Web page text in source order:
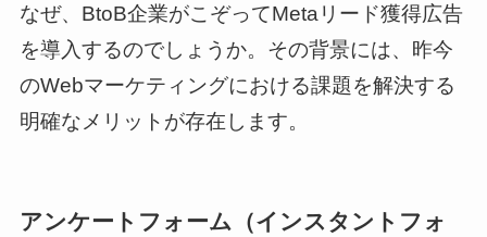
なぜ、BtoB企業がこぞってMetaリード獲得広告
を導入するのでしょうか。その背景には、昨今
のWebマーケティングにおける課題を解決する
明確なメリットが存在します。
アンケートフォーム（インスタントフォ